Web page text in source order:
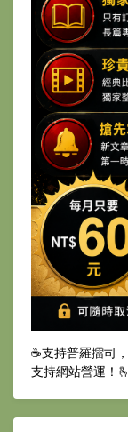
☕️支持普羅擂司
支持網站營運！🫰